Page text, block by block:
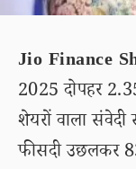
Jio Finance
2025 दोपहर
शेयरों वाला
फीसदी उछलकर